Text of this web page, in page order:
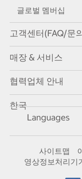
글로벌 멤버십
고객센터(FAQ/문
매장 & 서비스
협력업체 안내
한국
Languages
사이트맵
영상정보처리기